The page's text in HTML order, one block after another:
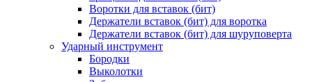
Воротки для вставок (бит)
Держатели вставок (бит) для воротка
Держатели вставок (бит) для шуруповерта
Ударный инструмент
Бородки
Выколотки